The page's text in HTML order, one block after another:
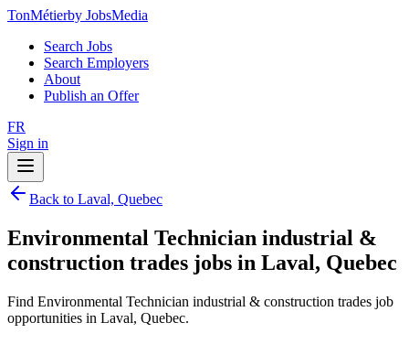
TonMétierby JobsMedia
Search Jobs
Search Employers
About
Publish an Offer
FR
Sign in
Back to Laval, Quebec
Environmental Technician industrial &
construction trades jobs in Laval, Quebec
Find Environmental Technician industrial & construction trades job
opportunities in Laval, Quebec.